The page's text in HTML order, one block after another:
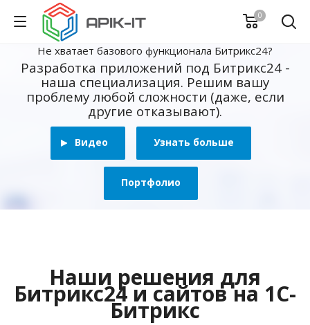
0
Не хватает базового функционала Битрикс24?
Разработка приложений под Битрикс24 -
наша специализация. Решим вашу
проблему любой сложности (даже, если
другие отказывают).
Видео Узнать больше
Портфолио
Наши решения для
Битрикс24 и сайтов на 1С-
Битрикс